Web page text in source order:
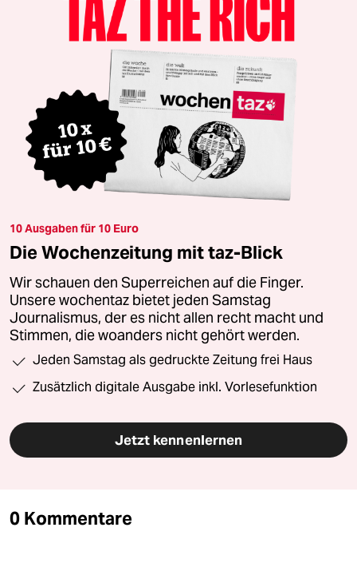
10 Ausgaben für 10 Euro
Die Wochenzeitung mit taz-Blick
Wir schauen den Superreichen auf die Finger.
Unsere wochentaz bietet jeden Samstag
Journalismus, der es nicht allen recht macht und
Stimmen, die woanders nicht gehört werden.
Jeden Samstag als gedruckte Zeitung frei Haus
Zusätzlich digitale Ausgabe inkl. Vorlesefunktion
Jetzt kennenlernen
0 Kommentare